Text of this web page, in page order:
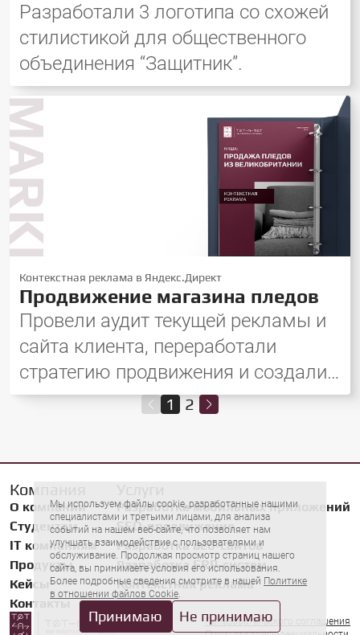
Разработали 3 логотипа со схожей
стилистикой для общественного
объединения “Защитник”.
Контекстная реклама в Яндекс.Директ
Продвижение магазина пледов
Провели аудит текущей рекламы и
сайта клиента, переработали
стратегию продвижения и создали
новые рекламные кампании.
1 2
Мы используем файлы cookie, разработанные нашими
специалистами и третьими лицами, для анализа
событий на нашем веб-сайте, что позволяет нам
улучшать взаимодействие с пользователями и
обслуживание. Продолжая просмотр страниц нашего
сайта, вы принимаете условия его использования.
Более подробные сведения смотрите в нашей Политике
в отношении файлов Cookie.
Принимаю Не принимаю
Пользовательского соглашения
Разработка мобильных приложений
SEO-продвижение
Разработка веб-сайтов
Разработка ERP-систем
Контекстная реклама
Компания
О компании
Студентам
IT компаниям
Продукты
Кейсы
Контакты